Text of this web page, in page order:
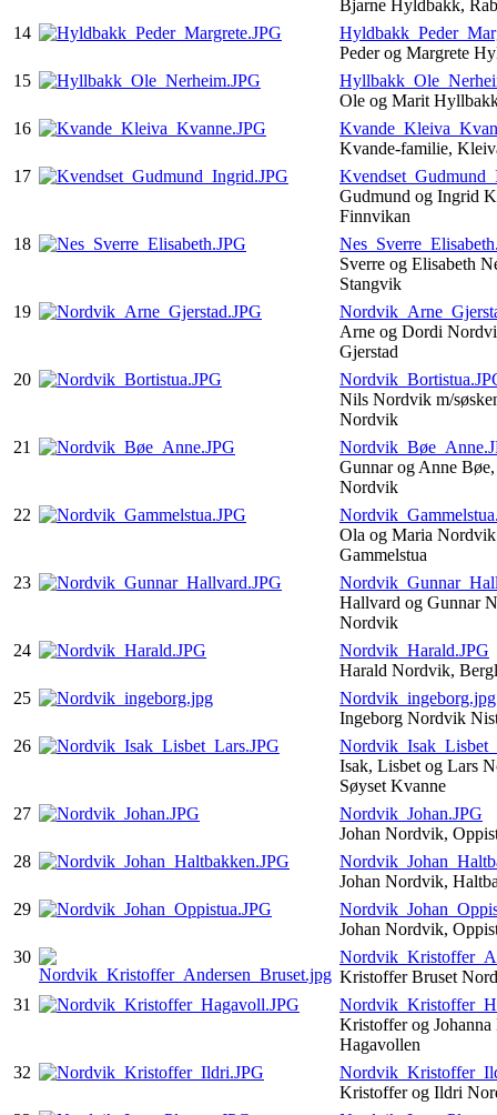
Bjarne Hyldbakk,
14
Peder og Margrete
15
Ole og Marit
16
Kvande-familie,
17
Gudmund og Ingrid
Finnvikan
18
Sverre og Elisabeth
Stangvik
19
Arne og Dordi
Gjerstad
20
Nils Nordvik m/
Nordvik
21
Gunnar og Anne
Nordvik
22
Ola og Maria
Gammelstua
23
Hallvard og Gunnar
Nordvik
24
Nordvik_Harald.JPG
Harald Nordvik,
25
Nordvik_ingeborg.jpg
Ingeborg Nordvik
26
Isak, Lisbet og Lars
Søyset Kvanne
27
Nordvik_Johan.JPG
Johan Nordvik,
28
Johan Nordvik,
29
Johan Nordvik,
30
Kristoffer Bruset
31
Kristoffer og
Hagavollen
32
Kristoffer og Ildri